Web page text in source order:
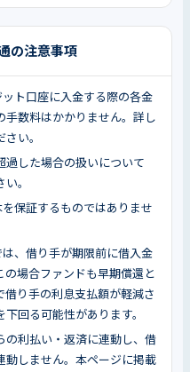
の注意事項
ト口座に入金する際の各金
手数料はかかりません。詳し
い。
過した場合の扱いについて
。
保証するものではありませ
、借り手が期限前に借入金
場合ファンドも早期償還と
り手の利息支払額が軽減さ
回る可能性があります。
の利払い・返済に連動し、借
動しません。本ページに掲載